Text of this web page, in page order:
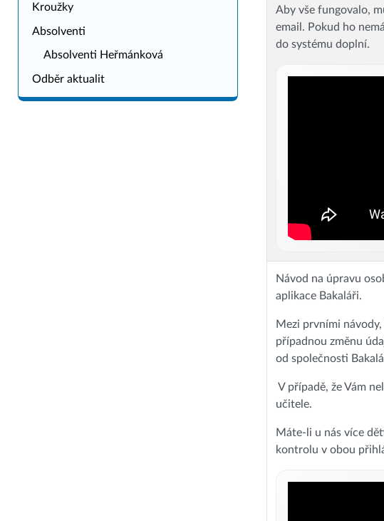
Kroužky
Absolventi
Absolventi Heřmánková
Odběr aktualit
Aby vše fungovalo,
email. Pokud ho
do systému doplní.
Návod na úpravu
aplikace Bakaláři.
Mezi prvními
případnou změnu
od společnosti
V případě, že Vám
učitele.
Máte-li u nás více
kontrolu v obou